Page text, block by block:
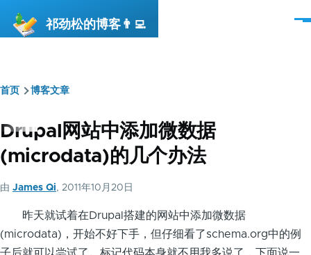
祁劲松的博客👨‍💻
菜
面
包
屑
首页 博客文章
Drupal网站中添加微数据
(microdata)的几个办法
由 James Qi, 2011年10月20日
昨天就试着在Drupal搭建的网站中添加微数据
(microdata)，开始不好下手，但仔细看了schema.org中的例